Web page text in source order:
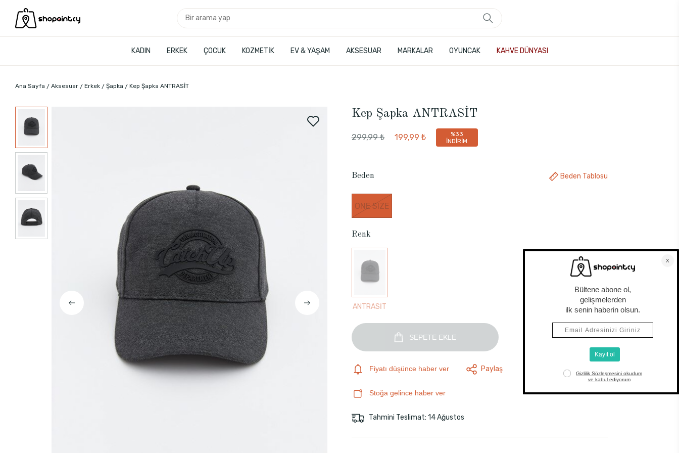
KADIN ERKEK ÇOCUK KOZMETİK EV & YAŞAM AKSESUAR MARKALAR OYUNCAK KAHVE DÜNYASI
Ana Sayfa Aksesuar Erkek Şapka Kep Şapka ANTRASİT
Kep Şapka ANTRASİT
299,99 ₺ 199,99 ₺
%33
İNDİRİM
Beden Beden Tablosu
ONE SIZE
Renk
ANTRASİT
SEPETE EKLE
Fiyatı düşünce haber ver Paylaş
Stoğa gelince haber ver
Tahmini Teslimat: 14 Ağustos